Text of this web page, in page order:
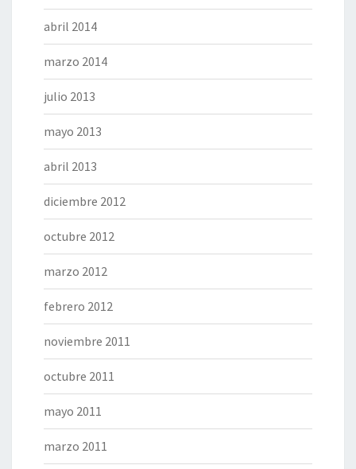
abril 2014
marzo 2014
julio 2013
mayo 2013
abril 2013
diciembre 2012
octubre 2012
marzo 2012
febrero 2012
noviembre 2011
octubre 2011
mayo 2011
marzo 2011